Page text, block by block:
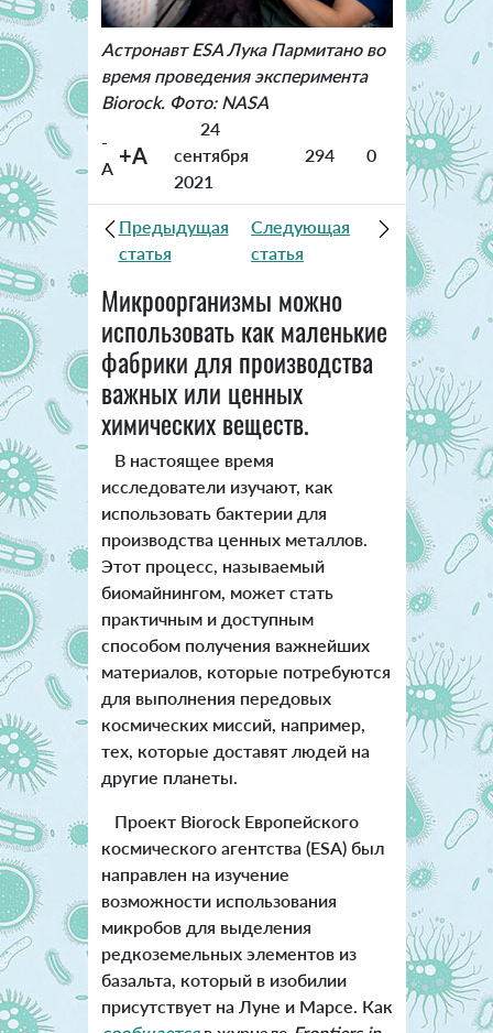
Астронавт ESA Лука Пармитано во
время проведения эксперимента
Biorock. Фото: NASA
-
A +A
24
сентября
2021
294 0
Предыдущая
статья
Следующая
статья
Микроорганизмы можно
использовать как маленькие
фабрики для производства
важных или ценных
химических веществ.
В настоящее время
исследователи изучают, как
использовать бактерии для
производства ценных металлов.
Этот процесс, называемый
биомайнингом, может стать
практичным и доступным
способом получения важнейших
материалов, которые потребуются
для выполнения передовых
космических миссий, например,
тех, которые доставят людей на
другие планеты.
Проект Biorock Европейского
космического агентства (ESA) был
направлен на изучение
возможности использования
микробов для выделения
редкоземельных элементов из
базальта, который в изобилии
присутствует на Луне и Марсе. Как